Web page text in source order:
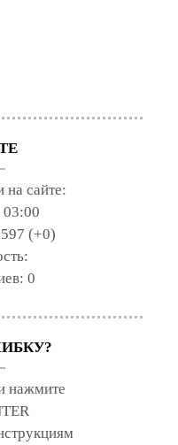
на сайте:
03:00
(+0)
0
нажмите